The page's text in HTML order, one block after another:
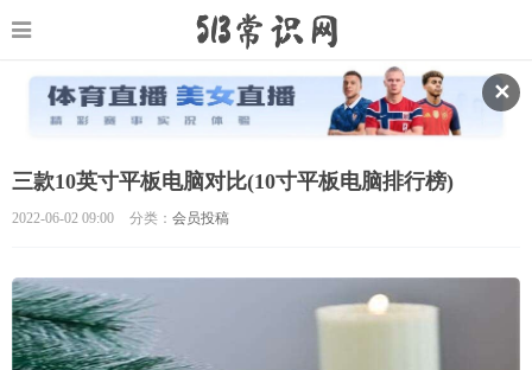
✕
三款10英寸平板电脑对比(10寸平板电脑排行榜)
2022-06-02 09:00 分类： 会员投稿